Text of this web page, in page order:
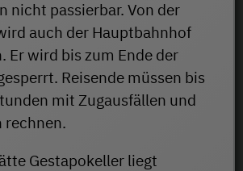
nicht passierbar. Von der
auch der Hauptbahnhof
Er wird bis zum Ende der
Reisende müssen bis
mit Zugausfällen und
rechnen.
Gestapokeller liegt